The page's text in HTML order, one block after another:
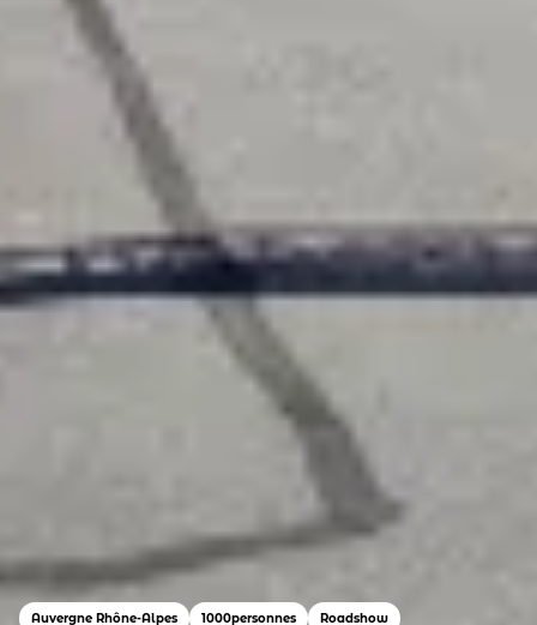
Auvergne Rhône-Alpes 1000personnes Roadshow